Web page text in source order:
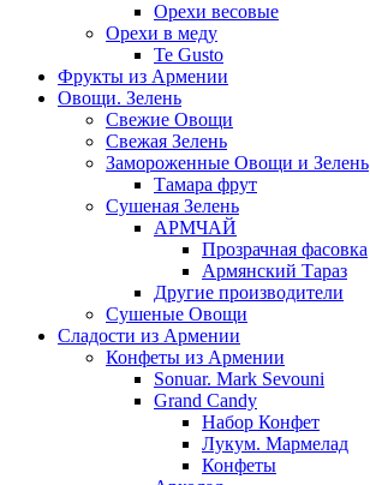
Орехи весовые
Орехи в меду
Te Gusto
Фрукты из Армении
Овощи. Зелень
Свежие Овощи
Свежая Зелень
Замороженные Овощи и Зелень
Тамара фрут
Сушеная Зелень
АРМЧАЙ
Прозрачная фасовка
Армянский Тараз
Другие производители
Сушеные Овощи
Сладости из Армении
Конфеты из Армении
Sonuar. Mark Sevouni
Grand Candy
Набор Конфет
Лукум. Мармелад
Конфеты